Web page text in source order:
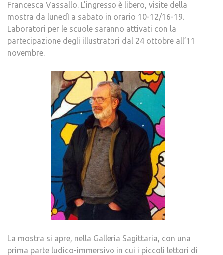
Francesca Vassallo. L’ingresso è libero, visite della
mostra da lunedì a sabato in orario 10-12/16-19.
Laboratori per le scuole saranno attivati con la
partecipazione degli illustratori dal 24 ottobre all’11
novembre.
La mostra si apre, nella Galleria Sagittaria, con una
prima parte ludico-immersivo in cui i piccoli lettori di